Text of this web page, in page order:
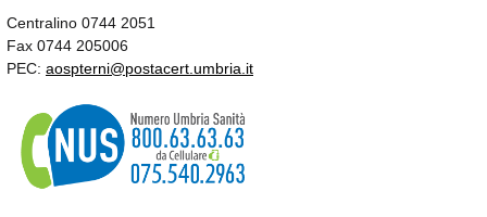
Centralino 0744 2051
Fax 0744 205006
PEC: aospterni@postacert.umbria.it